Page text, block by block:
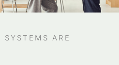
SYSTEMS ARE